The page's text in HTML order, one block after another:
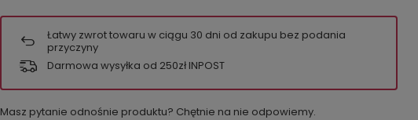
Łatwy zwrot towaru w ciągu 30 dni od zakupu bez podania
przyczyny
Darmowa wysyłka od 250zł INPOST
Masz pytanie odnośnie produktu? Chętnie na nie odpowiemy.